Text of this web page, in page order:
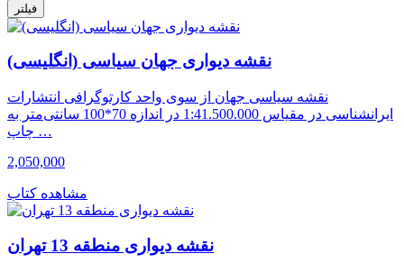
فیلتر
نقشه دیواری جهان سیاسی (انگلیسی)
نقشه سیاسی جهان از سوی واحد کارتوگرافی انتشارات
ایرانشناسی در مقیاس 1:41.500.000 در اندازه 70*100 سانتی‌متر به
چاپ …
2,050,000
مشاهده کتاب
نقشه دیواری منطقه 13 تهران